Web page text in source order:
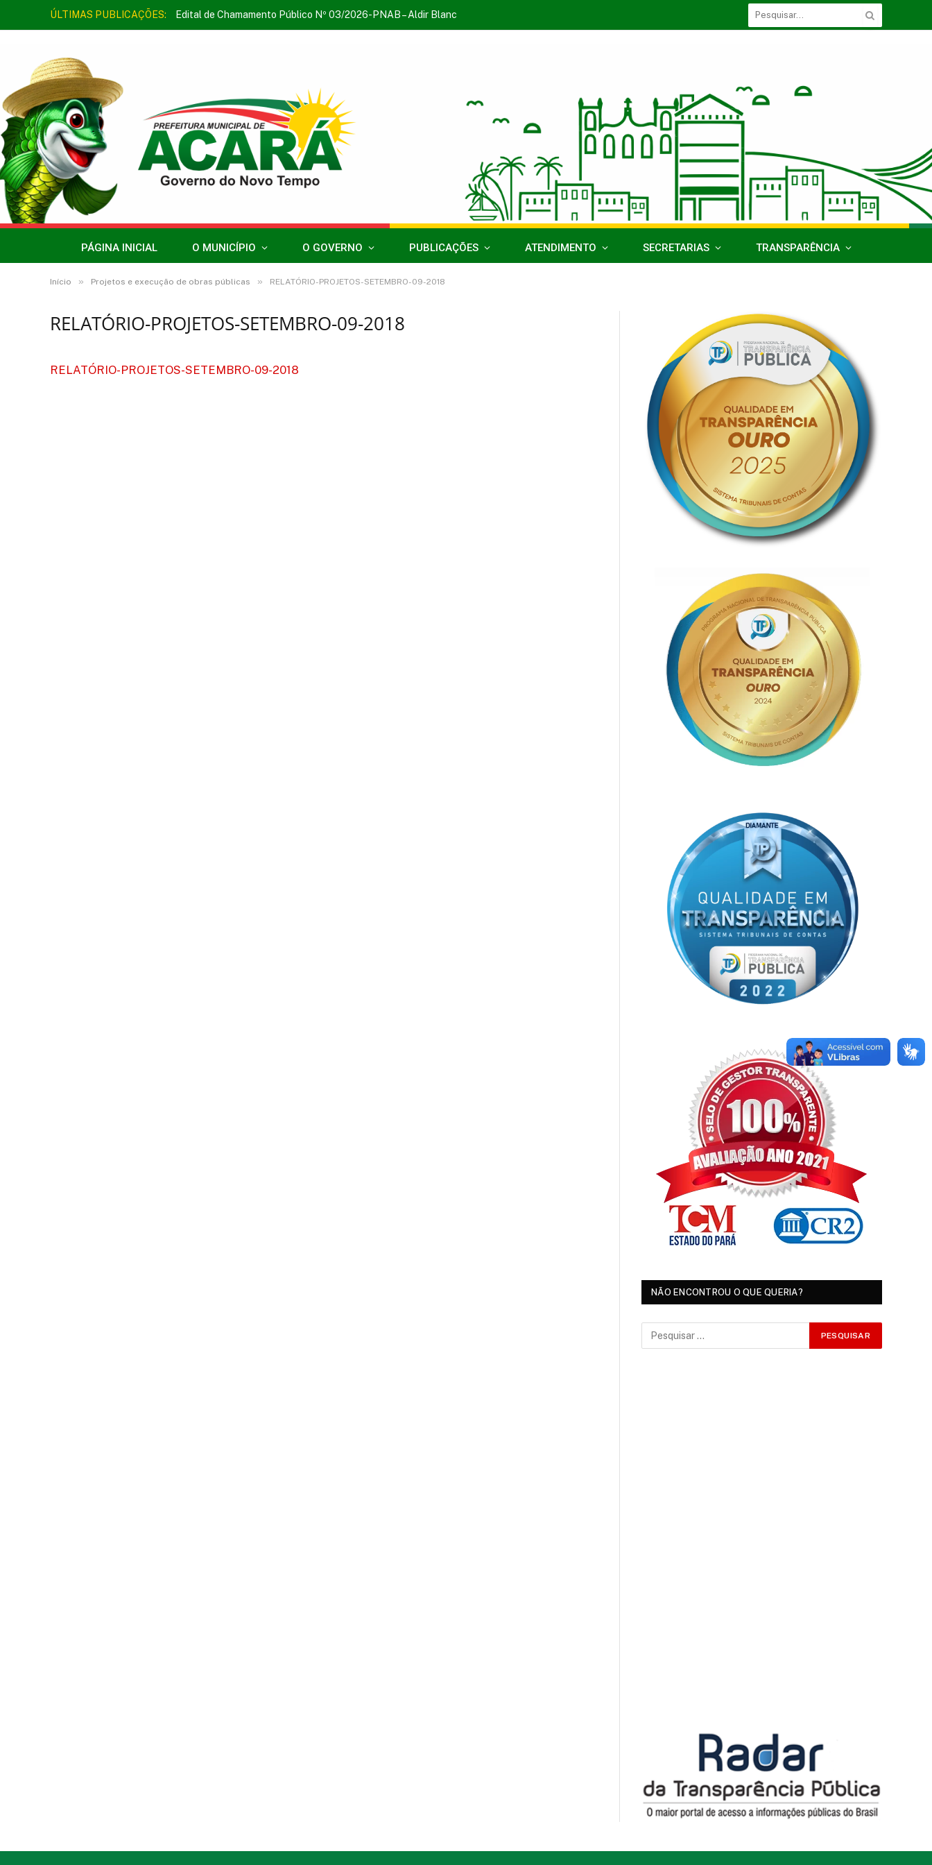
ÚLTIMAS PUBLICAÇÕES: Edital de Chamamento Público Nº 03/2026-PNAB – Aldir Blanc
PÁGINA INICIAL O MUNICÍPIO O GOVERNO PUBLICAÇÕES ATENDIMENTO SECRETARIAS TRANSPARÊNCIA
Início » Projetos e execução de obras públicas » RELATÓRIO-PROJETOS-SETEMBRO-09-2018
RELATÓRIO-PROJETOS-SETEMBRO-09-2018
RELATÓRIO-PROJETOS-SETEMBRO-09-2018
NÃO ENCONTROU O QUE QUERIA?